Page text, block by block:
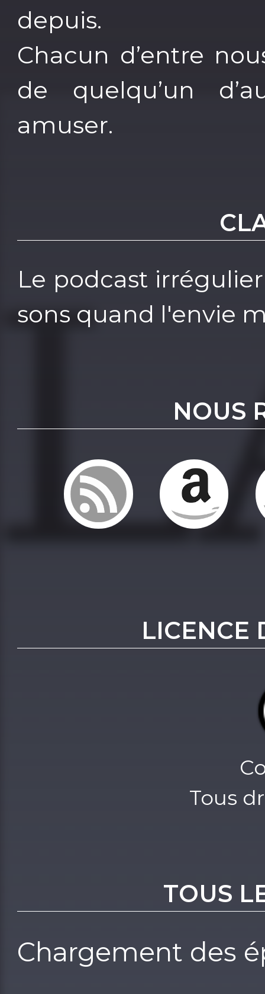
depuis.
Chacun d’entre
de quelqu’un
amuser.
Le podcast
sons quand l'envie
NOUS
LICENCE
Tous
TOUS
Chargement des